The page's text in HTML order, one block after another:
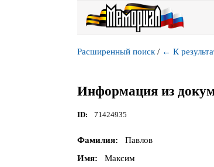
Расширенный поиск / ← К
Информация из
ID 71424935
Фамилия
Павлов
Имя
Максим